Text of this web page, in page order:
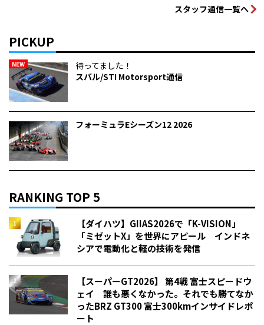
スタッフ通信一覧へ
PICKUP
NEW
待ってました！
スバル/STI Motorsport通信
フォーミュラEシーズン12 2026
RANKING TOP 5
【ダイハツ】GIIAS2026で「K-VISION」
「ミゼットX」を世界にアピール インドネ
シアで電動化と軽の技術を発信
【スーパーGT2026】 第4戦 富士スピードウ
ェイ 誰も悪くなかった。それでも勝てなか
った――BRZ GT300 富士300kmインサイドレポ
ート